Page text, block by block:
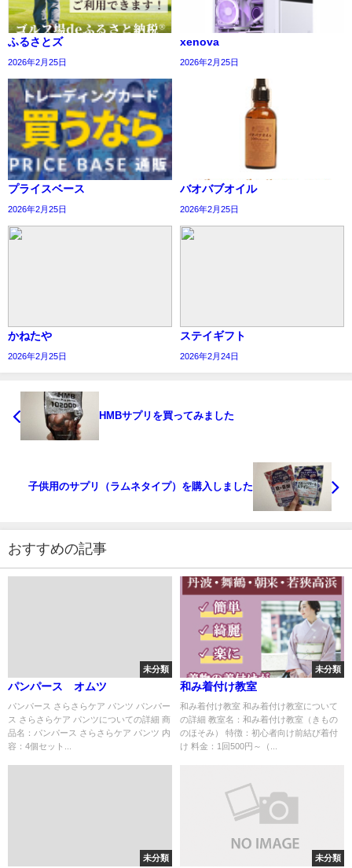
ふるさとズ
2026年2月25日
xenova
2026年2月25日
プライスベース
2026年2月25日
バオバブオイル
2026年2月25日
かねたや
2026年2月25日
ステイギフト
2026年2月24日
HMBサプリを買ってみました
子供用のサプリ（ラムネタイプ）を購入しました
おすすめの記事
未分類
パンパース オムツ
パンパース さらさらケア パンツ パンパー
ス さらさらケア パンツについての詳細 商
品名：パンパース さらさらケア パンツ 内
容：4個セット...
未分類
和み着付け教室
和み着付け教室 和み着付け教室について
の詳細 教室名：和み着付け教室（きもの
のほそみ） 特徴：初心者向け前結び着付
け 料金：1回500円～（...
未分類 未分類